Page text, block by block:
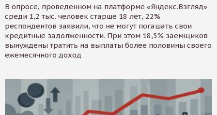
В опросе, проведенном на платформе «Яндекс.Взгляд»
среди 1,2 тыс. человек старше 18 лет, 22%
респондентов заявили, что не могут погашать свои
кредитные задолженности. При этом 18,5% заемщиков
вынуждены тратить на выплаты более половины своего
ежемесячного доход